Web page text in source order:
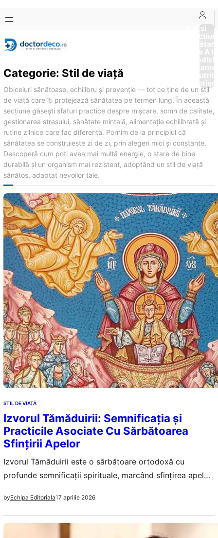
conținut
content
Boli si
Afectiuni
Sănătate
de la A
Categorie: Stil de viaţă
Obiceiuri sănătoase, echilibru și prevenție — tot ce ține de un stil
de viață care îți protejează sănătatea pe termen lung. În această
secțiune găsești sfaturi practice despre mișcare, somn de calitate,
gestionarea stresului, sănătate mintală, alimentație echilibrată și
rutine zilnice care fac diferența. Pornim de la principiul că
sănătatea se construiește zi de zi, prin alegeri mici și constante.
Descoperă cum poți avea mai multă energie, o stare de bine
durabilă și un organism mai rezistent, adoptând un stil de viață
sănătos, adaptat nevoilor tale.
STIL DE VIAŢĂ
Izvorul Tămăduirii: Semnificația și
Practicile Asociate Cu Sărbătoarea
Sfințirii Apelor
Izvorul Tămăduirii este o sărbătoare ortodoxă cu
profunde semnificații spirituale, marcând sfințirea apelor
tradițiile străvechi.
byEchipa Editoriala17 aprilie 2026